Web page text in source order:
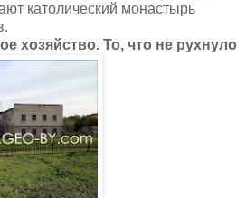
католический монастырь
хозяйство. То, что не рухнуло